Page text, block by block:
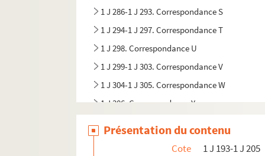
1 J 286-1 J 293. Correspondance S
1 J 294-1 J 297. Correspondance T
1 J 298. Correspondance U
1 J 299-1 J 303. Correspondance V
1 J 304-1 J 305. Correspondance W
1 J 306. Correspondance Y
Présentation du contenu
Cote
1 J 193-1 J 205